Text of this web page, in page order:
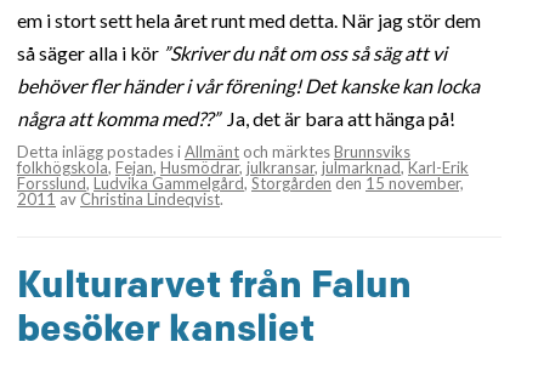
em i stort sett hela året runt med detta. När jag stör dem
så säger alla i kör ”Skriver du nåt om oss så säg att vi
behöver fler händer i vår förening! Det kanske kan locka
några att komma med??”Ja, det är bara att hänga på!
Detta inlägg postades iAllmänt och märktesBrunnsviks
folkhögskola, Fejan, Husmödrar, julkransar, julmarknad, Karl-Erik
Forsslund, Ludvika Gammelgård, Storgården den 15 november,
2011 av Christina Lindeqvist.
Kulturarvet från Falun
besöker kansliet